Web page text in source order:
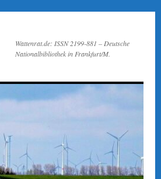
Wattenrat.de: ISSN 2199-881 – Deutsche
Nationalbibliothek in Frankfurt/M.